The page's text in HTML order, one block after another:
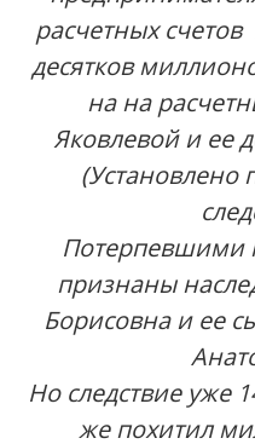
расчетных
десятков
на на
Яковлевой и ее
(Установлено
Потерпевшими
признаны
Борисовна и ее
Но следствие уже
же похитил